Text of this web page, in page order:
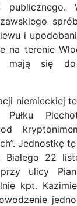
publicznego.
i
na terenie
mają się
niemieckiej
Pułku
Jednostkę
Białego 22
przy ulicy
kpt.